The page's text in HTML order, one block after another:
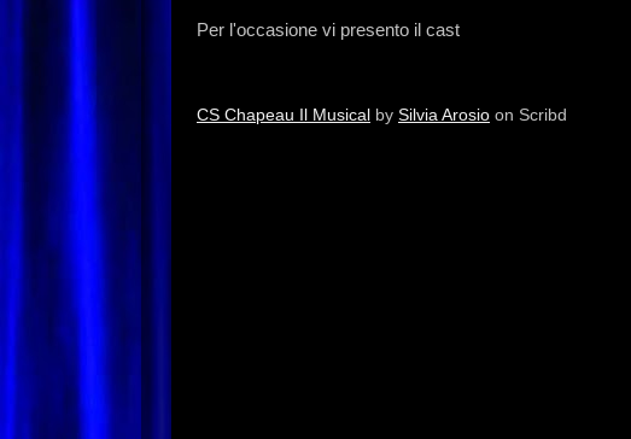
Per l'occasione vi presento il cast
CS Chapeau Il Musical by Silvia Arosio on Scribd